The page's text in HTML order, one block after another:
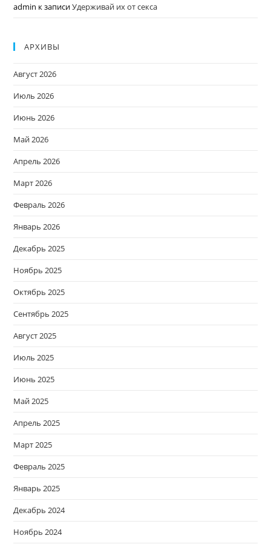
admin к записиУдерживай их от секса
АРХИВЫ
Август 2026
Июль 2026
Июнь 2026
Май 2026
Апрель 2026
Март 2026
Февраль 2026
Январь 2026
Декабрь 2025
Ноябрь 2025
Октябрь 2025
Сентябрь 2025
Август 2025
Июль 2025
Июнь 2025
Май 2025
Апрель 2025
Март 2025
Февраль 2025
Январь 2025
Декабрь 2024
Ноябрь 2024